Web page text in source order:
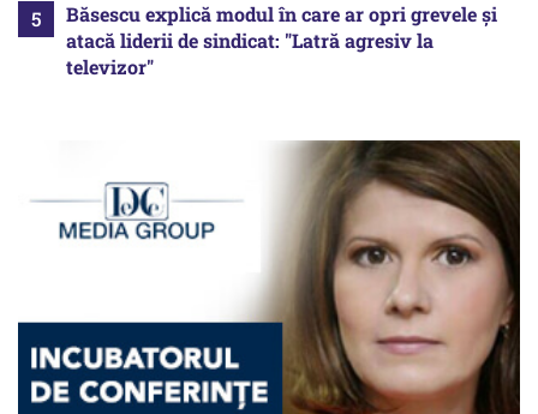
Băsescu explică modul în care ar opri grevele și
atacă liderii de sindicat: "Latră agresiv la
televizor"